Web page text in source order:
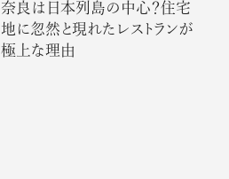
奈良は日本列島の中心？住宅
地に忽然と現れたレストランが
極上な理由